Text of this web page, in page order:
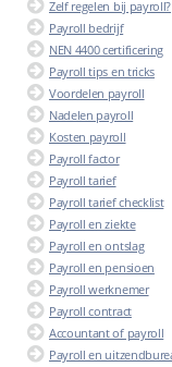
Zelf regelen bij payroll?
Payroll bedrijf
NEN 4400 certificering
Payroll tips en tricks
Voordelen payroll
Nadelen payroll
Kosten payroll
Payroll factor
Payroll tarief
Payroll tarief checklist
Payroll en ziekte
Payroll en ontslag
Payroll en pensioen
Payroll werknemer
Payroll contract
Accountant of payroll
Payroll en